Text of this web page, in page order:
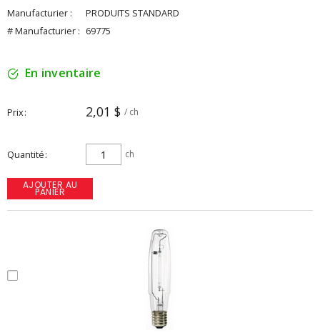
Manufacturier :
PRODUITS STANDARD
# Manufacturier : 69775
En inventaire
Prix 2,01 $ / ch
Quantité ch
AJOUTER AU
PANIER